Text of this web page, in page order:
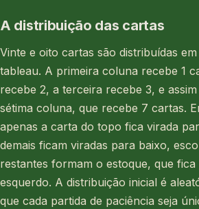
A distribuição das cartas
Vinte e oito cartas são distribuídas
tableau. A primeira coluna recebe 1
recebe 2, a terceira recebe 3, e
sétima coluna, que recebe 7 cartas.
apenas a carta do topo fica virada
demais ficam viradas para baixo,
restantes formam o estoque, que
esquerdo. A distribuição inicial é
que cada partida de paciência seja